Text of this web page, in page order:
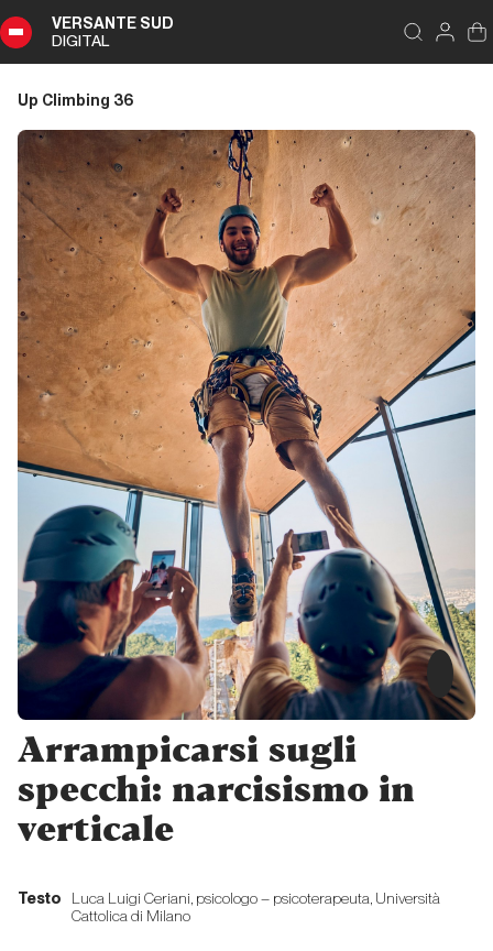
VERSANTE SUD
DIGITAL
Indice
Climbing
36
Sommario
Editoriale
Editoriale
riviste… a
Instagram!
Dalla carta all'etere
L’assassinio
lontananza
Dalla carta all'etere
stampata
Dalla carta all'etere
Arrampicarsi sugli
specchi: narcisismo in
verticale
DIGITAL
Up Climbing 36
Testo
Luca Luigi Ceriani, psicologo – psicoterapeuta, Università
Cattolica di Milano